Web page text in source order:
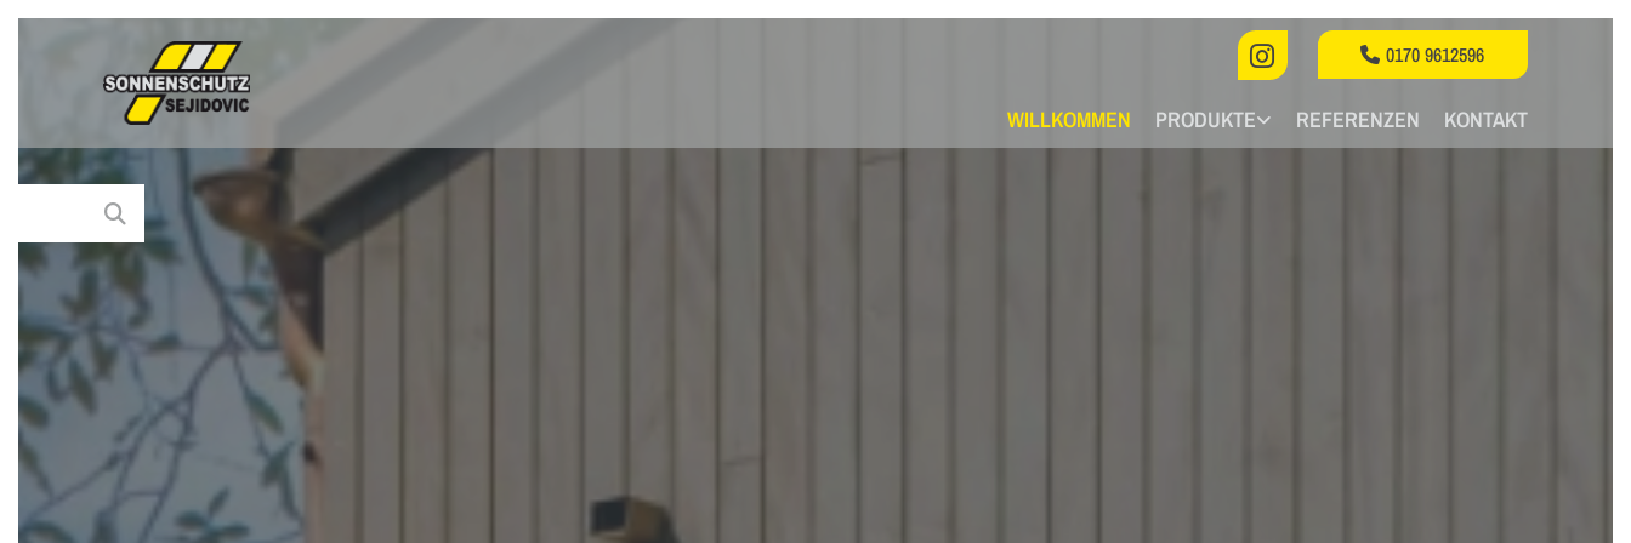
0170 9612596
WILLKOMMEN PRODUKTE REFERENZEN KONTAKT